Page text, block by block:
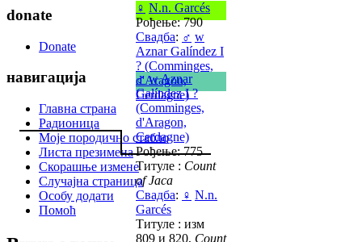
♀ N.n. Garcés
Рођење: 790
Свадба: ♂ w
Aznar Galíndez I
? (Comminges,
d'Aragon,
Cerdagne)
♂ wAznar
Galíndez I ?
(Comminges,
d'Aragon,
Cerdagne)
Рођење: 775
Титуле : Count
of Jaca
Свадба: ♀ N.n.
Garcés
Титуле : изм
809 и 820, Count
donate
Donate
навигација
Главна страна
Радионица
Моје породично стабло
Листа презимена
Скорашње измене
Случајна страница
Особу додати
Помоћ